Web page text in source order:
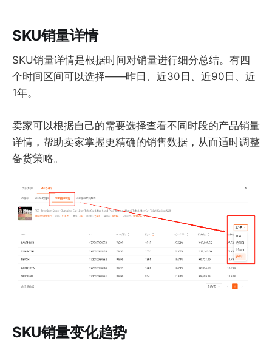
SKU销量详情
SKU销量详情是根据时间对销量进行细分总结。有四
个时间区间可以选择——昨日、近30日、近90日、近
1年。
卖家可以根据自己的需要选择查看不同时段的产品销量
详情，帮助卖家掌握更精确的销售数据，从而适时调整
备货策略。
SKU销量变化趋势